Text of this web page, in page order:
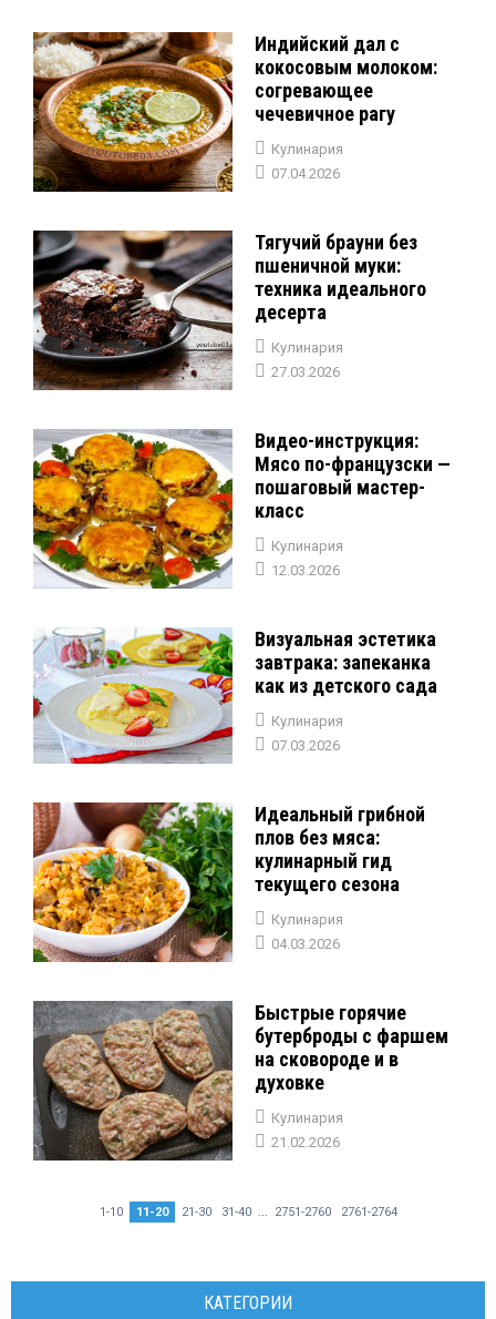
Индийский дал с
кокосовым молоком:
согревающее
чечевичное рагу
Кулинария
07.04.2026
Тягучий брауни без
пшеничной муки:
техника идеального
десерта
Кулинария
27.03.2026
Видео-инструкция:
Мясо по-французски —
пошаговый мастер-
класс
Кулинария
12.03.2026
Визуальная эстетика
завтрака: запеканка
как из детского сада
Кулинария
07.03.2026
Идеальный грибной
плов без мяса:
кулинарный гид
текущего сезона
Кулинария
04.03.2026
Быстрые горячие
бутерброды с фаршем
на сковороде и в
духовке
Кулинария
21.02.2026
1-10 11-20 21-30 31-40 2751-2760 2761-2764
КАТЕГОРИИ